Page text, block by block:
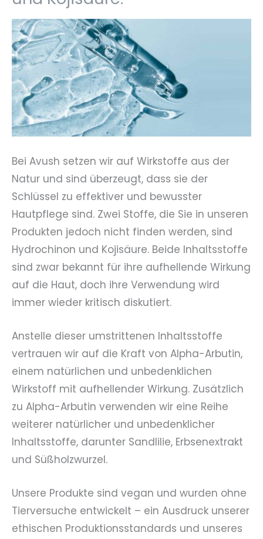
Bei Avush setzen wir auf Wirkstoffe aus der
Natur und sind überzeugt, dass sie der
Schlüssel zu effektiver und bewusster
Hautpflege sind. Zwei Stoffe, die Sie in unseren
Produkten jedoch nicht finden werden, sind
Hydrochinon und Kojisäure. Beide Inhaltsstoffe
sind zwar bekannt für ihre aufhellende Wirkung
auf die Haut, doch ihre Verwendung wird
immer wieder kritisch diskutiert.
Anstelle dieser umstrittenen Inhaltsstoffe
vertrauen wir auf die Kraft von Alpha-Arbutin,
einem natürlichen und unbedenklichen
Wirkstoff mit aufhellender Wirkung. Zusätzlich
zu Alpha-Arbutin verwenden wir eine Reihe
weiterer natürlicher und unbedenklicher
Inhaltsstoffe, darunter Sandlilie, Erbsenextrakt
und Süßholzwurzel.
Unsere Produkte sind vegan und wurden ohne
Tierversuche entwickelt – ein Ausdruck unserer
ethischen Produktionsstandards und unseres